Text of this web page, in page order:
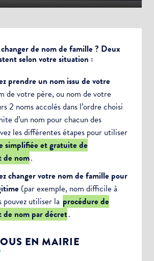
de nom de famille ? Deux
selon votre situation :
prendre un nom issu de votre
de votre père, ou nom de votre
2 noms accolés dans l’ordre choisi
d’un nom pour chacun des
les différentes étapes pour utiliser
simplifiée et gratuite de
de nom.
changer votre nom de famille pour
(par exemple, nom difficile à
pouvez utiliser la procédure de
de nom par décret.
EN MAIRIE